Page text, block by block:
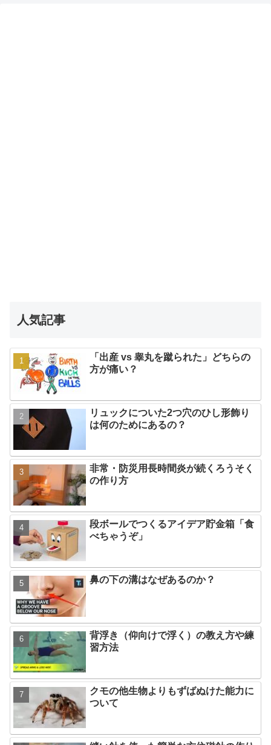
人気記事
「出産 vs 睾丸を蹴られた」どちらの
方が痛い？
リュックについた2つ穴のひし形飾り
は何のためにあるの？
非常・防災用長時間炎が続くろうそく
の作り方
段ボールでつくるアイデア貯金箱「食
べちゃうぞ」
鼻の下の溝はなぜあるのか？
背浮き（仰向けで浮く）の教え方や練
習方法
クモの他生物よりもずばぬけた能力に
ついて